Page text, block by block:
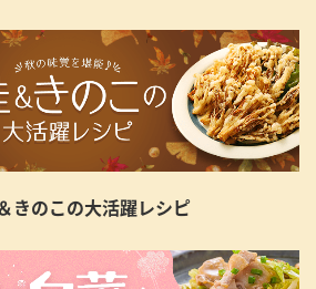
きのこの大活躍レシピ